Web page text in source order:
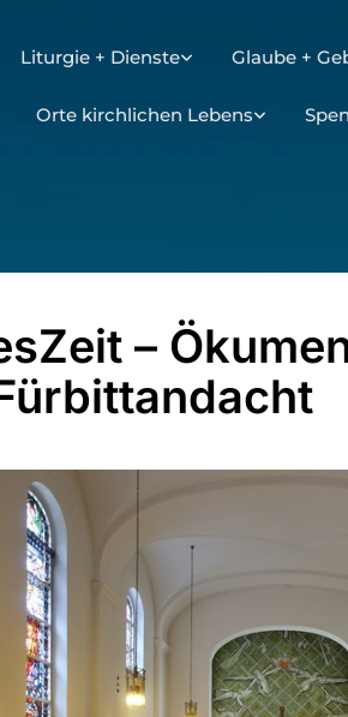
Liturgie + Dienste Glaube +
Orte kirchlichen Lebens
–